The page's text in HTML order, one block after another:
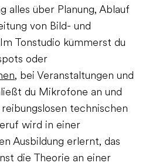
alles über Planung, Ablauf
von Bild- und
Tonstudio kümmerst du
oder
, bei Veranstaltungen und
du Mikrofone an und
technischen
wird in einer
Ausbildung erlernt, das
die Theorie an einer